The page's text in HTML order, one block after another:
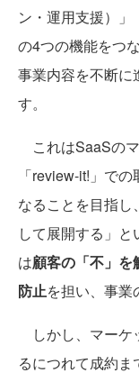
ン・運用支援）」
の4つの機能をつ
事業内容を不断に
す。
これはSaaSの
「review-it!」で
なることを目指
して展開する」
は顧客の「不」を
防止を担い、事業
しかし、マーケ
るにつれて成約